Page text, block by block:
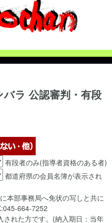
バラ 公認審判・有段
有段者のみ(指導者資格のある者)
都道府県の会員名簿が表示され
本部事務局へ免状の写しと共に
664-7252
された方です。(納入期日：当年